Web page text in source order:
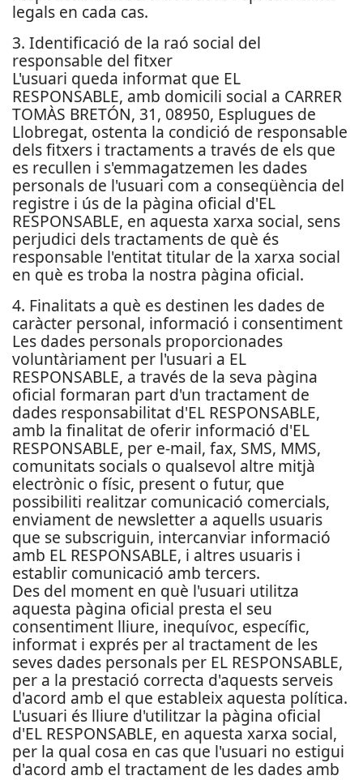
legals en cada cas.
3. Identificació de la raó social del
responsable del fitxer
L'usuari queda informat que EL
RESPONSABLE, amb domicili social a CARRER
TOMÀS BRETÓN, 31, 08950, Esplugues de
Llobregat, ostenta la condició de responsable
dels fitxers i tractaments a través de els que
es recullen i s'emmagatzemen les dades
personals de l'usuari com a conseqüència del
registre i ús de la pàgina oficial d'EL
RESPONSABLE, en aquesta xarxa social, sens
perjudici dels tractaments de què és
responsable l'entitat titular de la xarxa social
en què es troba la nostra pàgina oficial.
4. Finalitats a què es destinen les dades de
caràcter personal, informació i consentiment
Les dades personals proporcionades
voluntàriament per l'usuari a EL
RESPONSABLE, a través de la seva pàgina
oficial formaran part d'un tractament de
dades responsabilitat d'EL RESPONSABLE,
amb la finalitat de oferir informació d'EL
RESPONSABLE, per e-mail, fax, SMS, MMS,
comunitats socials o qualsevol altre mitjà
electrònic o físic, present o futur, que
possibiliti realitzar comunicació comercials,
enviament de newsletter a aquells usuaris
que se subscriguin, intercanviar informació
amb EL RESPONSABLE, i altres usuaris i
establir comunicació amb tercers.
Des del moment en què l'usuari utilitza
aquesta pàgina oficial presta el seu
consentiment lliure, inequívoc, específic,
informat i exprés per al tractament de les
seves dades personals per EL RESPONSABLE,
per a la prestació correcta d'aquests serveis
d'acord amb el que estableix aquesta política.
L'usuari és lliure d'utilitzar la pàgina oficial
d'EL RESPONSABLE, en aquesta xarxa social,
per la qual cosa en cas que l'usuari no estigui
d'acord amb el tractament de les dades amb